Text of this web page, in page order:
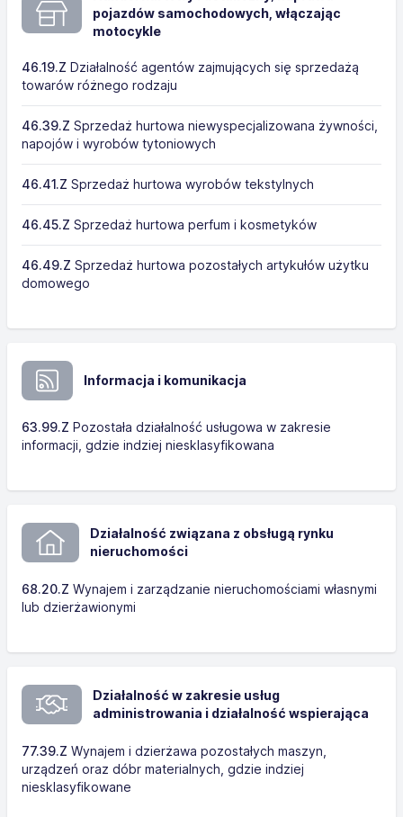
pojazdów samochodowych, włączając
motocykle
46.19.Z Działalność agentów zajmujących się sprzedażą
towarów różnego rodzaju
46.39.Z Sprzedaż hurtowa niewyspecjalizowana żywności,
napojów i wyrobów tytoniowych
46.41.Z Sprzedaż hurtowa wyrobów tekstylnych
46.45.Z Sprzedaż hurtowa perfum i kosmetyków
46.49.Z Sprzedaż hurtowa pozostałych artykułów użytku
domowego
Informacja i komunikacja
63.99.Z Pozostała działalność usługowa w zakresie
informacji, gdzie indziej niesklasyfikowana
Działalność związana z obsługą rynku
nieruchomości
68.20.Z Wynajem i zarządzanie nieruchomościami własnymi
lub dzierżawionymi
Działalność w zakresie usług
administrowania i działalność wspierająca
77.39.Z Wynajem i dzierżawa pozostałych maszyn,
urządzeń oraz dóbr materialnych, gdzie indziej
niesklasyfikowane